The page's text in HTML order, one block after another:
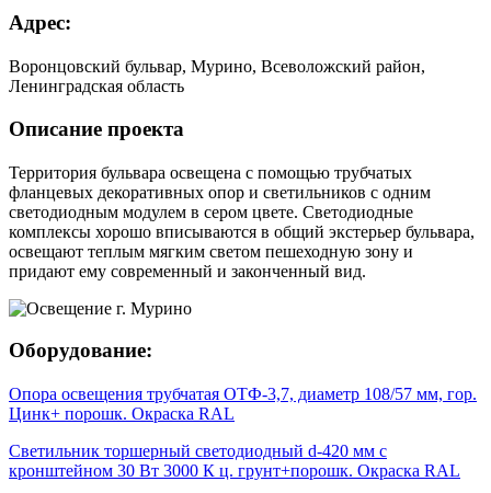
Адрес:
Воронцовский бульвар, Мурино, Всеволожский район,
Ленинградская область
Описание проекта
Территория бульвара освещена с помощью трубчатых
фланцевых декоративных опор и светильников с одним
светодиодным модулем в сером цвете. Светодиодные
комплексы хорошо вписываются в общий экстерьер бульвара,
освещают теплым мягким светом пешеходную зону и
придают ему современный и законченный вид.
Оборудование:
Опора освещения трубчатая ОТФ-3,7, диаметр 108/57 мм, гор.
Цинк+ порошк. Окраска RAL
Светильник торшерный светодиодный d-420 мм с
кронштейном 30 Вт 3000 К ц. грунт+порошк. Окраска RAL